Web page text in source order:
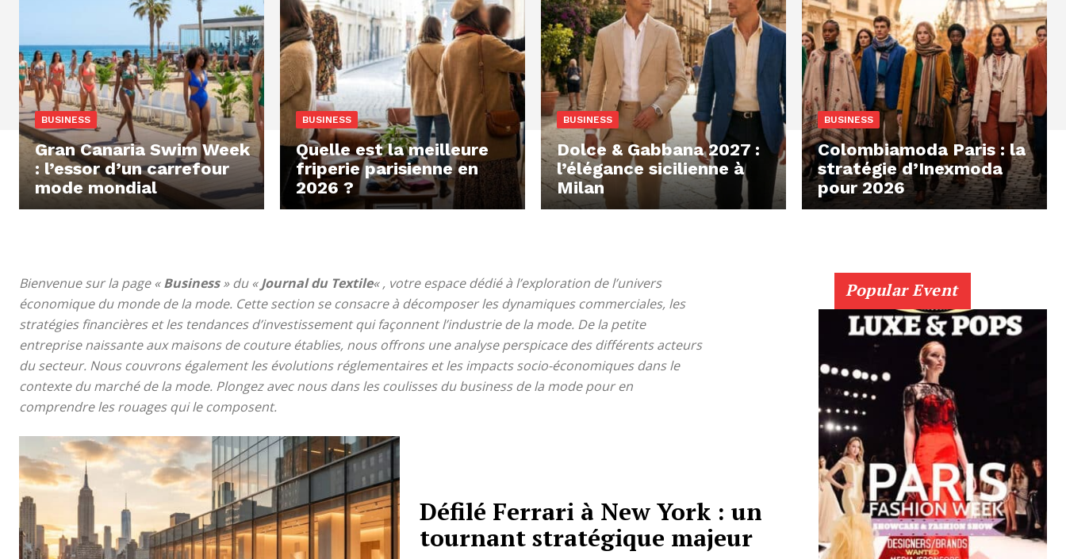
BUSINESS
Gran Canaria Swim Week
: l’essor d’un carrefour
mode mondial
BUSINESS
Quelle est la meilleure
friperie parisienne en
2026 ?
BUSINESS
Dolce & Gabbana 2027 :
l’élégance sicilienne à
Milan
BUSINESS
Colombiamoda Paris : la
stratégie d’Inexmoda
pour 2026
Bienvenue sur la page «Business» du «Journal du Textile« , votre espace dédié à l’exploration de l’univers
économique du monde de la mode. Cette section se consacre à décomposer les dynamiques commerciales, les
stratégies financières et les tendances d’investissement qui façonnent l’industrie de la mode. De la petite
entreprise naissante aux maisons de couture établies, nous offrons une analyse perspicace des différents acteurs
du secteur. Nous couvrons également les évolutions réglementaires et les impacts socio-économiques dans le
contexte du marché de la mode. Plongez avec nous dans les coulisses du business de la mode pour en
comprendre les rouages qui le composent.
Défilé Ferrari à New York : un
tournant stratégique majeur
Popular Event